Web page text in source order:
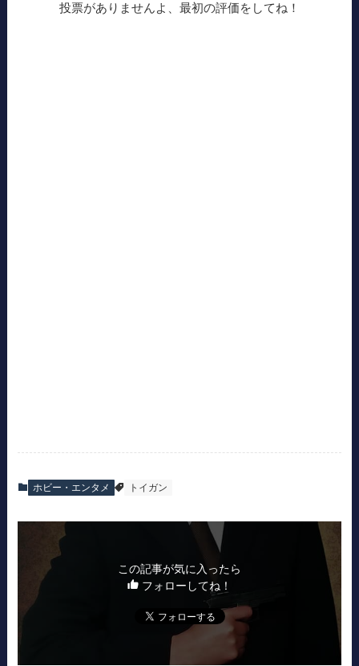
投票がありませんよ、最初の評価をしてね！
ホビー・エンタメ トイガン
この記事が気に入ったら
フォローしてね！